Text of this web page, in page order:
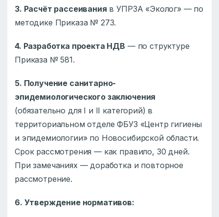
3. Расчёт рассеивания в УПРЗА «Эколог» — по
методике Приказа № 273.
4. Разработка проекта НДВ — по структуре
Приказа № 581.
5. Получение санитарно-
эпидемиологического заключения
(обязательно для I и II категорий) в
территориальном отделе ФБУЗ «Центр гигиены
и эпидемиологии» по Новосибирской области.
Срок рассмотрения — как правило, 30 дней.
При замечаниях — доработка и повторное
рассмотрение.
6. Утверждение нормативов: